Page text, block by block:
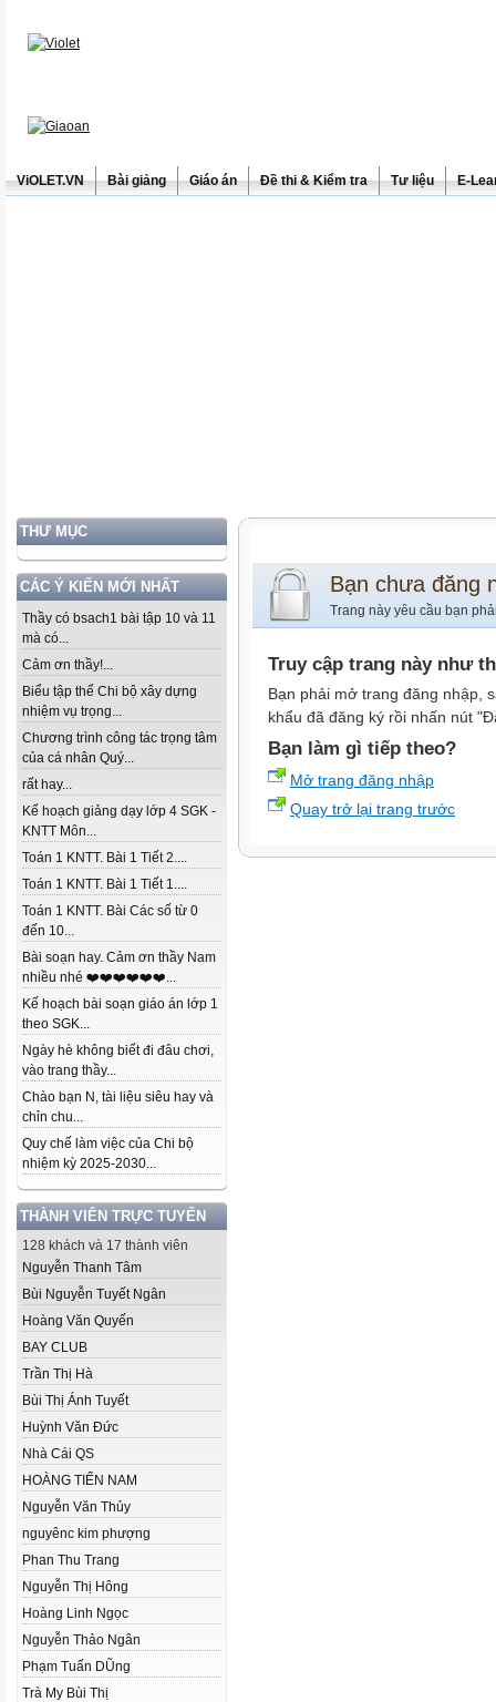
ViOLET.VN Bài giảng Giáo án Đề thi & Kiểm tra Tư liệu E-
THƯ MỤC
CÁC Ý KIẾN MỚI NHẤT
Thầy có bsach1 bài tập 10 và 11
mà có...
Cảm ơn thầy!...
Biểu tập thể Chi bộ xây dựng
nhiệm vụ trọng...
Chương trình công tác trọng tâm
của cá nhân Quý...
rất hay...
Kế hoạch giảng dạy lớp 4 SGK -
KNTT Môn...
Toán 1 KNTT. Bài 1 Tiết 2....
Toán 1 KNTT. Bài 1 Tiết 1....
Toán 1 KNTT. Bài Các số từ 0
đến 10...
Bài soạn hay. Cảm ơn thầy Nam
nhiều nhé ❤️❤️❤️❤️❤️❤️...
Kế hoạch bài soạn giáo án lớp 1
theo SGK...
Ngày hè không biết đi đâu chơi,
vào trang thầy...
Chào bạn N, tài liệu siêu hay và
chỉn chu...
Quy chế làm việc của Chi bộ
nhiệm kỳ 2025-2030...
THÀNH VIÊN TRỰC TUYẾN
128 khách và 17 thành viên
Nguyễn Thanh Tâm
Bùi Nguyễn Tuyết Ngân
Hoàng Văn Quyến
BAY CLUB
Trần Thị Hà
Bùi Thị Ánh Tuyết
Huỳnh Văn Đức
Nhà Cái QS
HOÀNG TIẾN NAM
Nguyễn Văn Thủy
nguyênc kim phượng
Phan Thu Trang
Nguyễn Thị Hông
Hoàng Linh Ngọc
Nguyễn Thảo Ngân
Phạm Tuấn DŨng
Trà My Bùi Thị
Bạn chưa đăng
Trang này yêu cầu bạn
Truy cập trang này như
Bạn phải mở trang đăng nhập,
khẩu đã đăng ký rồi nhấn nút
Bạn làm gì tiếp theo?
Mở trang đăng nhập
Quay trở lại trang trước